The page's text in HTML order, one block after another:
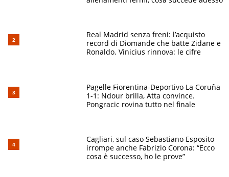
Real Madrid senza freni: l’acquisto
record di Diomande che batte Zidane e
Ronaldo. Vinicius rinnova: le cifre
Pagelle Fiorentina-Deportivo La Coruña
1-1: Ndour brilla, Atta convince.
Pongracic rovina tutto nel finale
Cagliari, sul caso Sebastiano Esposito
irrompe anche Fabrizio Corona: “Ecco
cosa è successo, ho le prove”